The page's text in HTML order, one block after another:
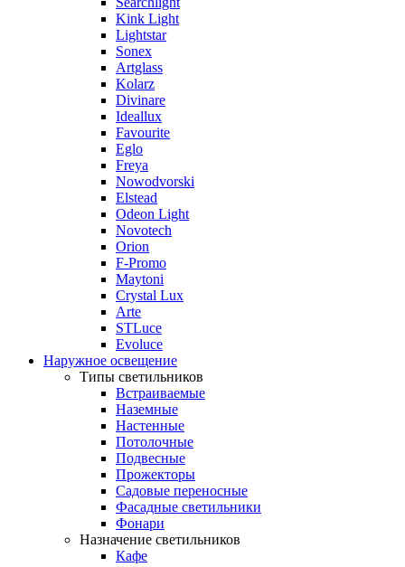
Kink Light
Lightstar
Sonex
Artglass
Kolarz
Divinare
Ideallux
Favourite
Eglo
Freya
Nowodvorski
Elstead
Odeon Light
Novotech
Orion
F-Promo
Maytoni
Crystal Lux
Arte
STLuce
Evoluce
Наружное освещение
Типы светильников
Встраиваемые
Наземные
Настенные
Потолочные
Подвесные
Прожекторы
Садовые переносные
Фасадные светильники
Фонари
Назначение светильников
Кафе